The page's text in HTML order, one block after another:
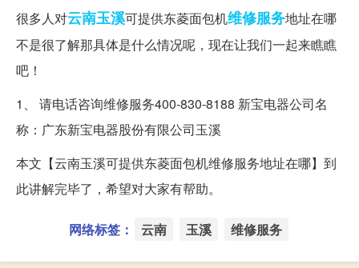
很多人对云南玉溪可提供东菱面包机维修服务地址在哪
不是很了解那具体是什么情况呢，现在让我们一起来瞧瞧
吧！
1、 请电话咨询维修服务400-830-8188 新宝电器公司名
称：广东新宝电器股份有限公司玉溪
本文【云南玉溪可提供东菱面包机维修服务地址在哪】到
此讲解完毕了，希望对大家有帮助。
网络标签： 云南 玉溪 维修服务